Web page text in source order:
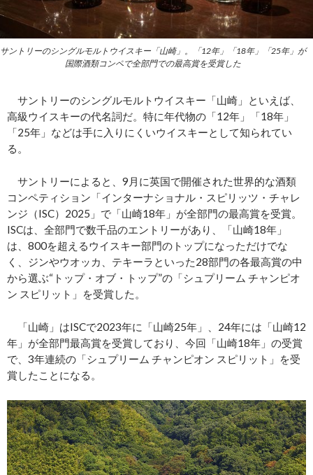
サントリーのシングルモルトウイスキー「山崎」。「12年」「18年」「25年」が
国際酒類コンペで全部門での最高賞を受賞した
サントリーのシングルモルトウイスキー「山崎」といえば、
高級ウイスキーの代名詞だ。特に年代物の「12年」「18年」
「25年」などは手に入りにくいウイスキーとして知られてい
る。
サントリーによると、9月に英国で開催された世界的な酒類
コンペティション「インターナショナル・スピリッツ・チャレ
ンジ（ISC）2025」で「山崎18年」が全部門の最高賞を受賞。
ISCは、全部門で数千品のエントリーがあり、「山崎18年」
は、800を超えるウイスキー部門のトップになっただけでな
く、ジンやウオッカ、テキーラといった28部門の各最高賞の中
から選ぶ“トップ・オブ・トップ”の「シュプリーム チャンピオ
ン スピリット」を受賞した。
「山崎」はISCで2023年に「山崎25年」、24年には「山崎12
年」が全部門最高賞を受賞しており、今回「山崎18年」の受賞
で、3年連続の「シュプリーム チャンピオン スピリット」を受
賞したことになる。